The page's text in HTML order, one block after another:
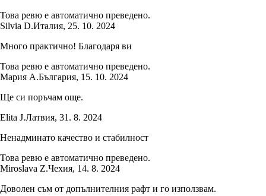
Това ревю е автоматично преведено.
Silvia D.Италия, 25. 10. 2024
Много практично! Благодаря ви
Това ревю е автоматично преведено.
Мария А.България, 15. 10. 2024
Ще си поръчам още.
Elita J.Латвия, 31. 8. 2024
Ненадминато качество и стабилност
Това ревю е автоматично преведено.
Miroslava Z.Чехия, 14. 8. 2024
Доволен съм от допълнителния рафт и го използвам.